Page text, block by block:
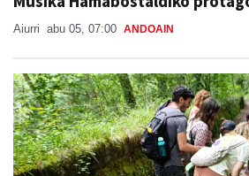
Aiurri abu 05, 07:00 ANDOAIN